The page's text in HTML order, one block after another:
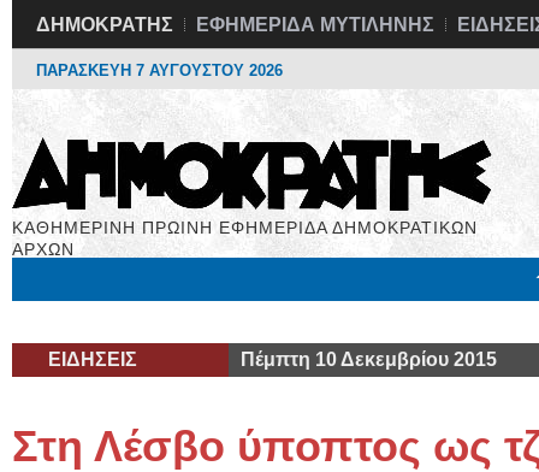
ΔΗΜΟΚΡΑΤΗΣ ΕΦΗΜΕΡΙΔΑ ΜΥΤΙΛΗΝΗΣ
ΠΑΡΑΣΚΕΥΗ 7 ΑΥΓΟΥΣΤΟΥ 2026
ΚΑΘΗΜΕΡΙΝΗ ΠΡΩΙΝΗ ΕΦΗΜΕΡΙΔΑ ΔΗΜΟΚΡΑΤΙΚΩΝ
ΑΡΧΩΝ
ΕΙΔΗΣΕΙΣ Πέμπτη 10 Δεκεμβρίου 2015
Στη Λέσβο ύποπτος ως